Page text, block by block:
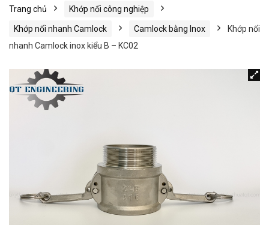
Trang chủ Khớp nối công nghiệp
Khớp nối nhanh Camlock Camlock bằng Inox
Khớp nối
nhanh Camlock inox kiểu B – KC02